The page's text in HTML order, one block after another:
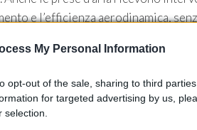
My Personal Information
opt-out of the sale, sharing to third
for targeted advertising by us,
selection.
e l’efficienza aerodinamica,
how